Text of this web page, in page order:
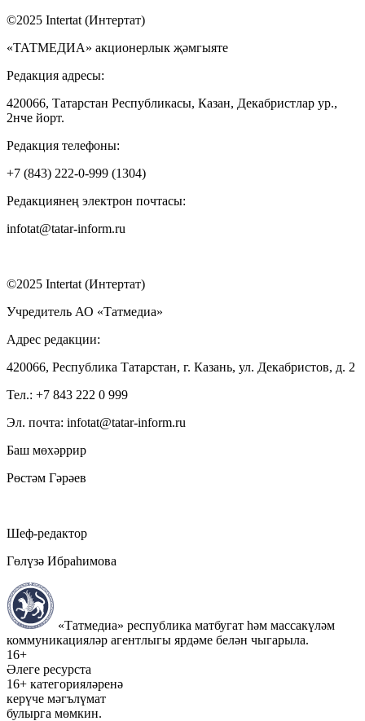
©2025 Intertat (Интертат)
«ТАТМЕДИА» акционерлык җәмгыяте
Редакция адресы:
420066, Татарстан Республикасы, Казан, Декабристлар ур.,
2нче йорт.
Редакция телефоны:
+7 (843) 222-0-999 (1304)
Редакциянең электрон почтасы:
infotat@tatar-inform.ru
©2025 Intertat (Интертат)
Учредитель АО «Татмедиа»
Адрес редакции:
420066, Республика Татарстан, г. Казань, ул. Декабристов, д. 2
Тел.: +7 843 222 0 999
Эл. почта: infotat@tatar-inform.ru
Баш мөхәррир
Рөстәм Гәрәев
Шеф-редактор
Гөлүзә Ибраһимова
«Татмедиа» республика матбугат һәм массакүләм
коммуникацияләр агентлыгы ярдәме белән чыгарыла.
16+
Әлеге ресурста
16+ категорияләренә
керүче мәгълүмат
булырга мөмкин.